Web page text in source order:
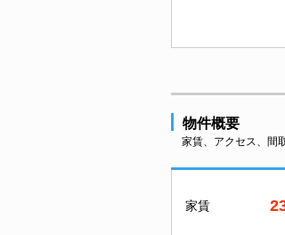
物件概要
家賃、アクセス、間
家賃